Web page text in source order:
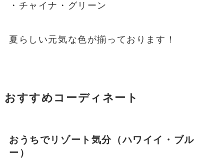
・チャイナ・グリーン
夏らしい元気な色が揃っております！
おすすめコーディネート
おうちでリゾート気分（ハワイイ・ブル
ー）